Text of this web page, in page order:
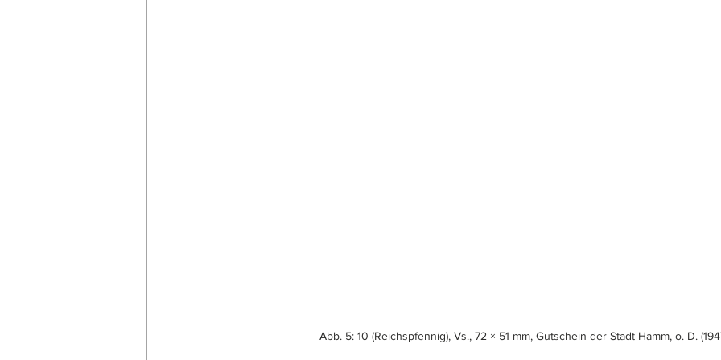
Abb. 5: 10 (Reichspfennig), Vs., 72 × 51 mm, Gutschein der Stadt Hamm, o. D.